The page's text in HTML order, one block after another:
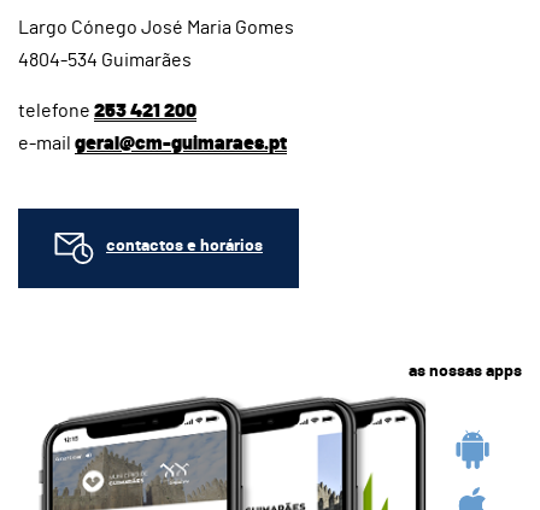
Largo Cónego José Maria Gomes
4804-534 Guimarães
telefone 253 421 200
e-mail geral@cm-guimaraes.pt
contactos e horários
as nossas apps